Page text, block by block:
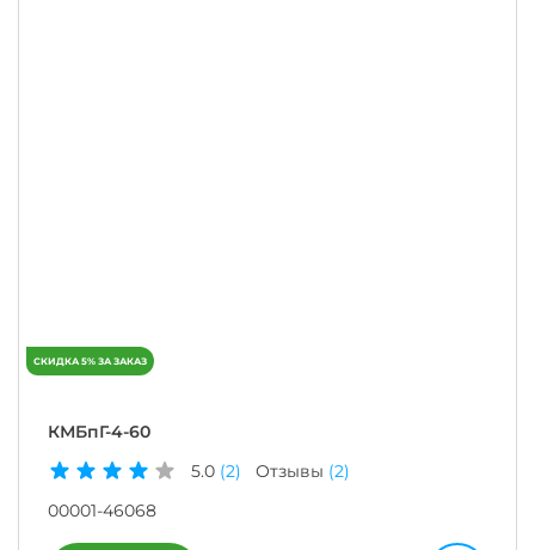
КМБпГ-4-60
5.0 (2) Отзывы (2)
00001-46068